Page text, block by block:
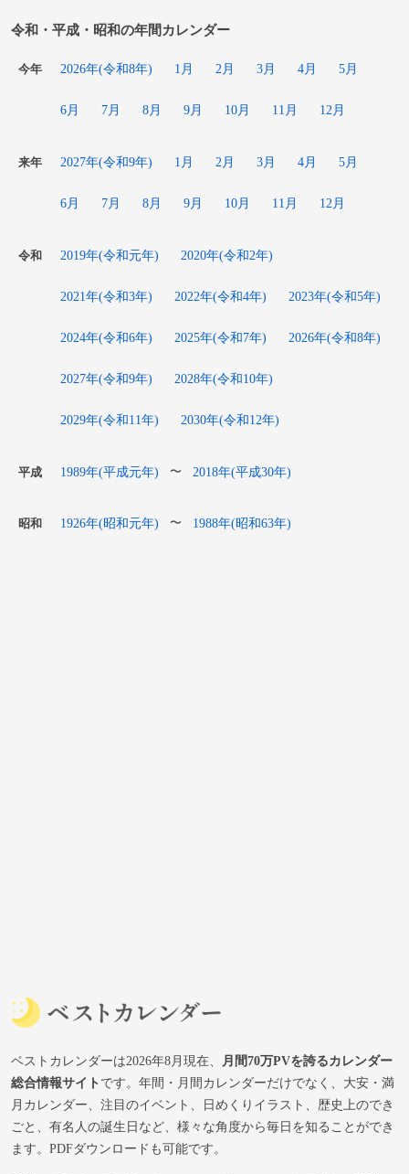
令和・平成・昭和の年間カレンダー
今年 2026年(令和8年) 1月 2月 3月 4月 5月
6月 7月 8月 9月 10月 11月 12月
来年 2027年(令和9年) 1月 2月 3月 4月 5月
6月 7月 8月 9月 10月 11月 12月
令和 2019年(令和元年) 2020年(令和2年)
2021年(令和3年) 2022年(令和4年) 2023年(令和5年)
2024年(令和6年) 2025年(令和7年) 2026年(令和8年)
2027年(令和9年) 2028年(令和10年)
2029年(令和11年) 2030年(令和12年)
平成 1989年(平成元年) 〜 2018年(平成30年)
昭和 1926年(昭和元年) 〜 1988年(昭和63年)
ベストカレンダーは2026年8月現在、
月間70万PVを誇るカレンダー
総合情報サイトです。年間・月間カレンダーだけでなく、大安・満
月カレンダー、注目のイベント、日めくりイラスト、歴史上のでき
ごと、有名人の誕生日など、様々な角度から毎日を知ることができ
ます。PDFダウンロードも可能です。